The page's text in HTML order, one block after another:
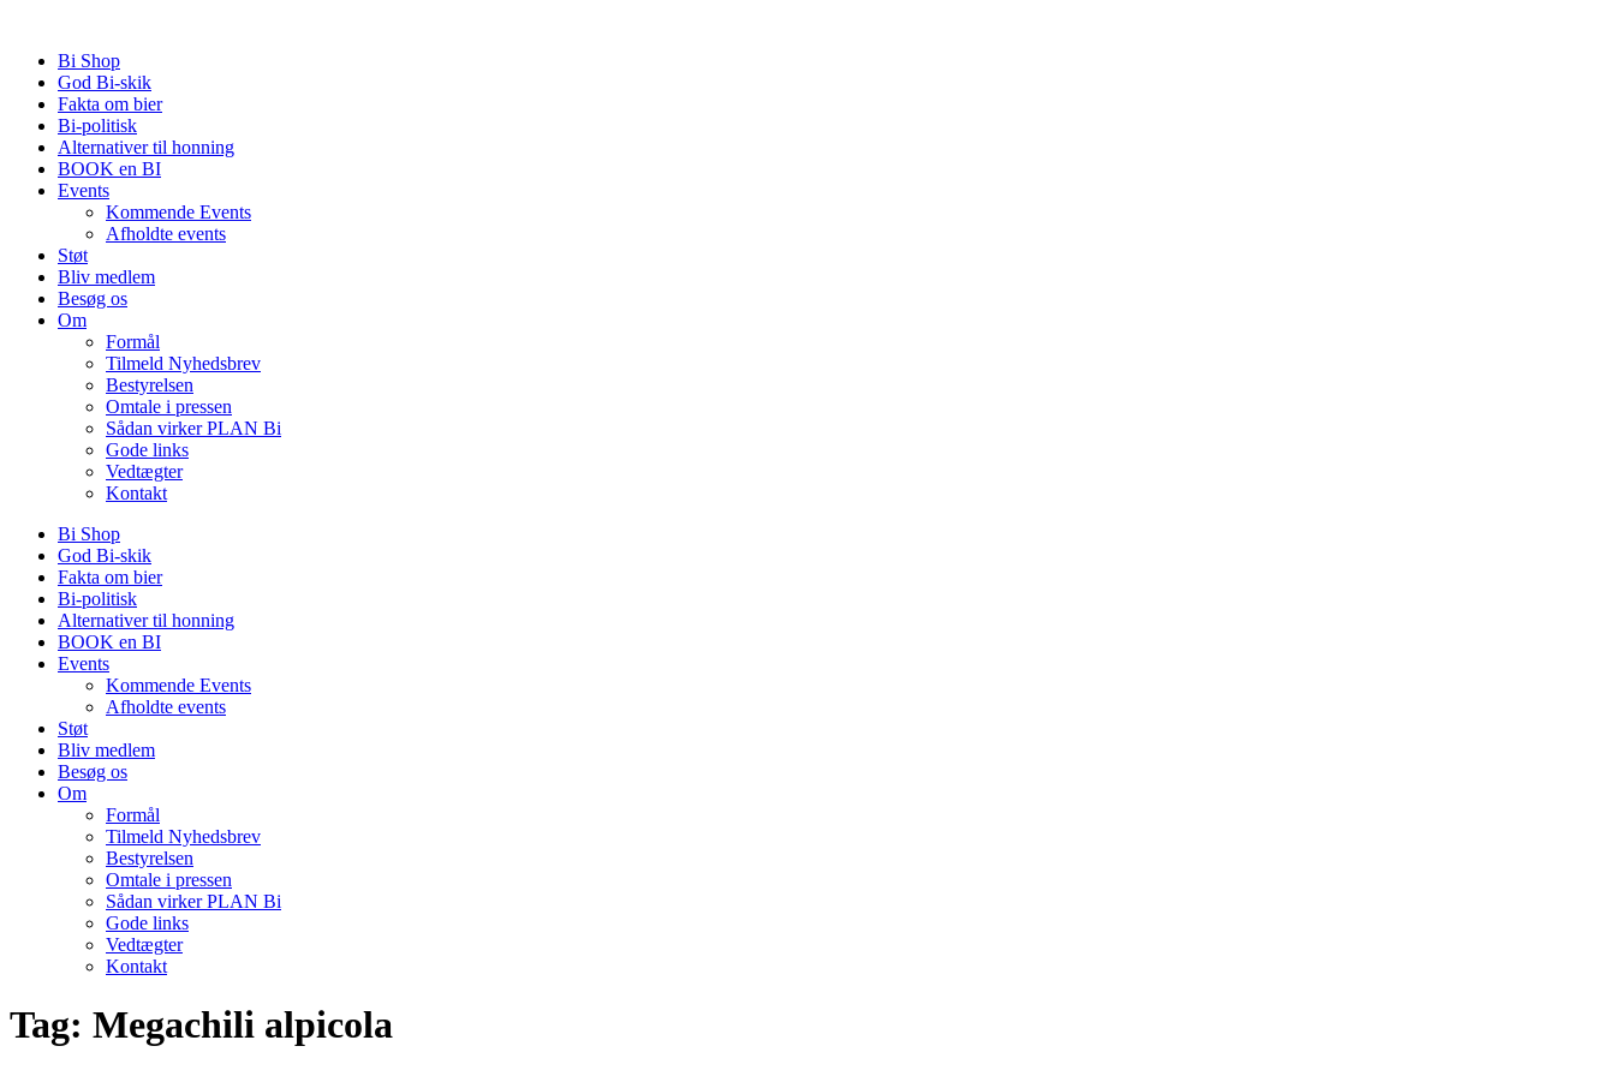
indholdBi Shop
God Bi-skik
Fakta om bier
Bi-politisk
Alternativer til honning
BOOK en BI
Events
Kommende Events
Afholdte events
Støt
Bliv medlem
Besøg os
Om
Formål
Tilmeld Nyhedsbrev
Bestyrelsen
Omtale i pressen
Sådan virker PLAN Bi
Gode links
Vedtægter
Kontakt
Bi Shop
God Bi-skik
Fakta om bier
Bi-politisk
Alternativer til honning
BOOK en BI
Events
Kommende Events
Afholdte events
Støt
Bliv medlem
Besøg os
Om
Formål
Tilmeld Nyhedsbrev
Bestyrelsen
Omtale i pressen
Sådan virker PLAN Bi
Gode links
Vedtægter
Kontakt
Tag: Megachili alpicola